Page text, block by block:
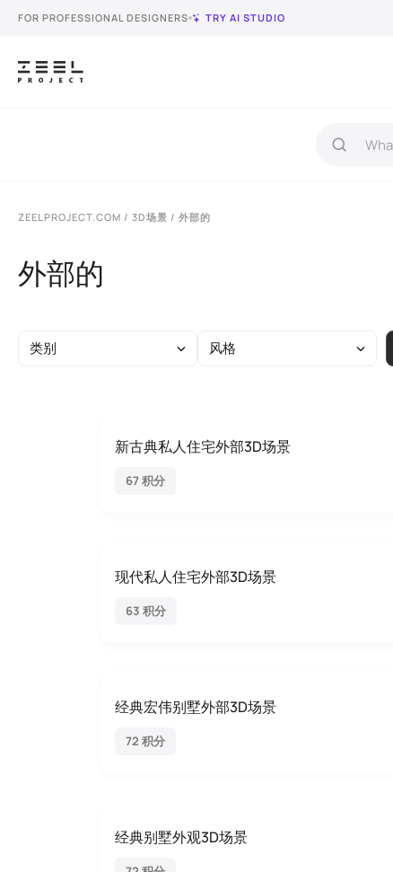
FOR PROFESSIONAL DESIGNERS TRY AI STUDIO
ZEELPROJECT.COM / 3D场景 / 外部的
外部的
类别 风格
新古典私人住宅外部3D场景
67 积分
现代私人住宅外部3D场景
63 积分
经典宏伟别墅外部3D场景
72 积分
经典别墅外观3D场景